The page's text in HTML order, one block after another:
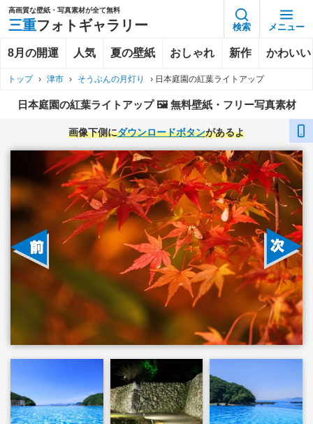
高画質な壁紙・写真素材が全て無料
三重フォトギャラリー 検索 メニュー
8月の開運 人気 夏の壁紙 おしゃれ 新作 かわいい
トップ › 津市 › そうぶんの月灯り › 日本庭園の紅葉ライトアップ
日本庭園の紅葉ライトアップ 🖼️ 無料壁紙・フリー写真素材
画像下側にダウンロードボタンがあるよ